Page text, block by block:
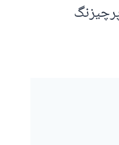
پاور پرچیزنگ